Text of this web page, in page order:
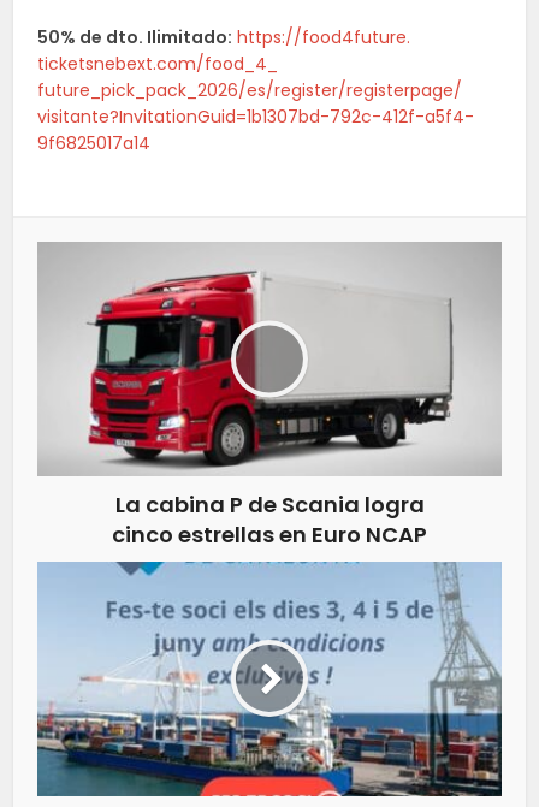
50% de dto. Ilimitado: https://food4future.
ticketsnebext.com/food_4_
future_pick_pack_2026/es/register/registerpage/
visitante?InvitationGuid=1b1307bd-792c-412f-a5f4-
9f6825017a14
La cabina P de Scania logra
cinco estrellas en Euro NCAP